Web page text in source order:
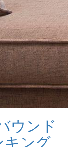
ウンド
キング